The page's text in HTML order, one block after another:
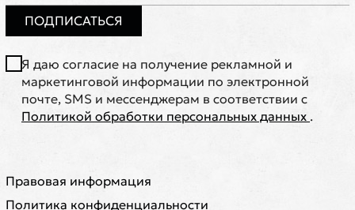
ПОДПИСАТЬСЯ
Я даю согласие на получение рекламной и
маркетинговой информации по электронной
почте, SMS и мессенджерам в соответствии с
Политикой обработки персональных данных .
Правовая информация
Политика конфиденциальности